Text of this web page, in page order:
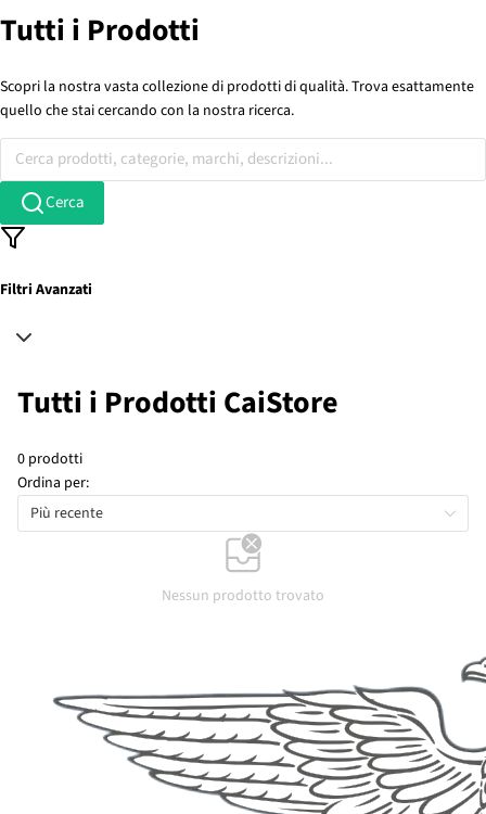
Tutti i Prodotti
Scopri la nostra vasta collezione di prodotti di qualità. Trova esattamente
quello che stai cercando con la nostra ricerca.
Cerca prodotti, categorie, marchi, descrizioni...
Cerca
Filtri Avanzati
Tutti i Prodotti CaiStore
0 prodotti
Ordina per:
Più recente
Nessun prodotto trovato